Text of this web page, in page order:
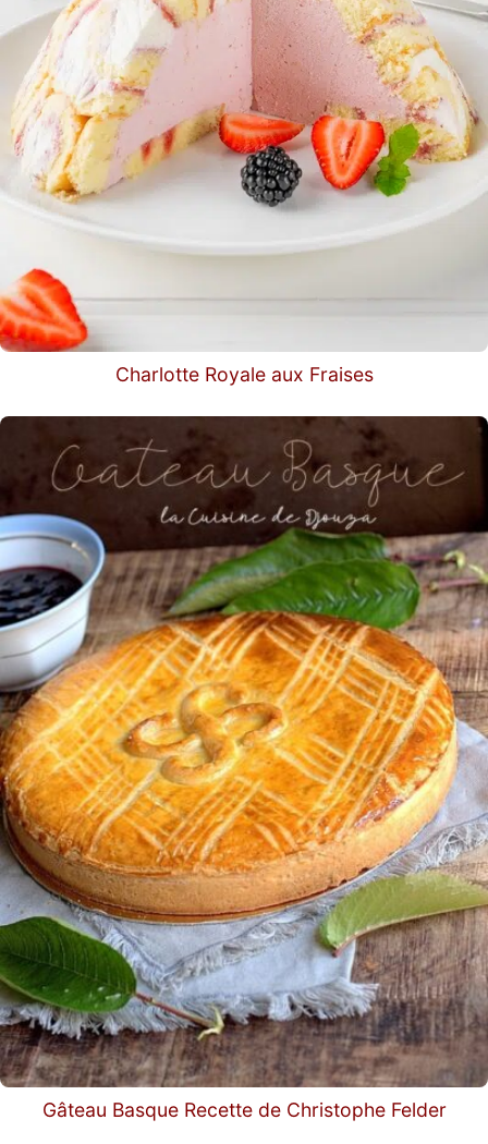
Charlotte Royale aux Fraises
Gâteau Basque Recette de Christophe Felder